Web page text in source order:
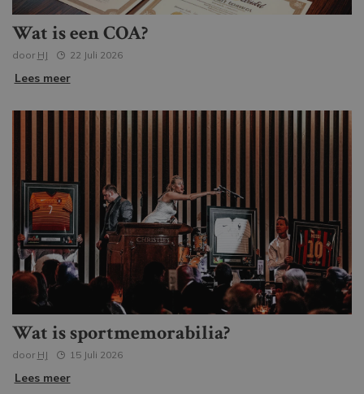
Wat is een COA?
door HJ 22 Juli 2026
Lees meer
Wat is sportmemorabilia?
door HJ 15 Juli 2026
Lees meer